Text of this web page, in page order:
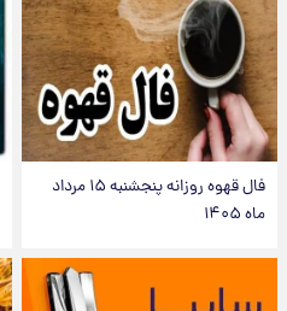
فال قهوه روزانه پنجشنبه ۱۵ مرداد
ماه ۱۴۰۵